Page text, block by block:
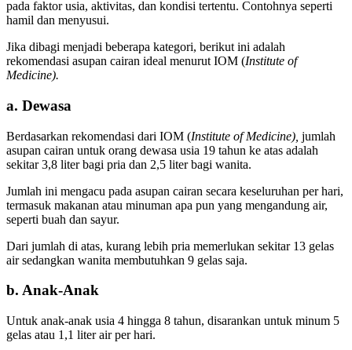
pada faktor usia, aktivitas, dan kondisi tertentu. Contohnya seperti
hamil dan menyusui.
Jika dibagi menjadi beberapa kategori, berikut ini adalah
rekomendasi asupan cairan ideal menurut IOM (Institute of
Medicine).
a. Dewasa
Berdasarkan rekomendasi dari IOM (Institute of Medicine), jumlah
asupan cairan untuk orang dewasa usia 19 tahun ke atas adalah
sekitar 3,8 liter bagi pria dan 2,5 liter bagi wanita.
Jumlah ini mengacu pada asupan cairan secara keseluruhan per hari,
termasuk makanan atau minuman apa pun yang mengandung air,
seperti buah dan sayur.
Dari jumlah di atas, kurang lebih pria memerlukan sekitar 13 gelas
air sedangkan wanita membutuhkan 9 gelas saja.
b. Anak-Anak
Untuk anak-anak usia 4 hingga 8 tahun, disarankan untuk minum 5
gelas atau 1,1 liter air per hari.